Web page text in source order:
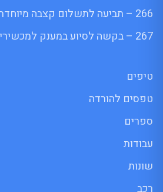
266 – תביעה לתשלום קצבה מיוחדת לנפגע בעבודה
267 – בקשה לסיוע במענק למכשירים בתכנית השיקום
טיפים
טפסים להורדה
ספרים
עבודות
שונות
רכב